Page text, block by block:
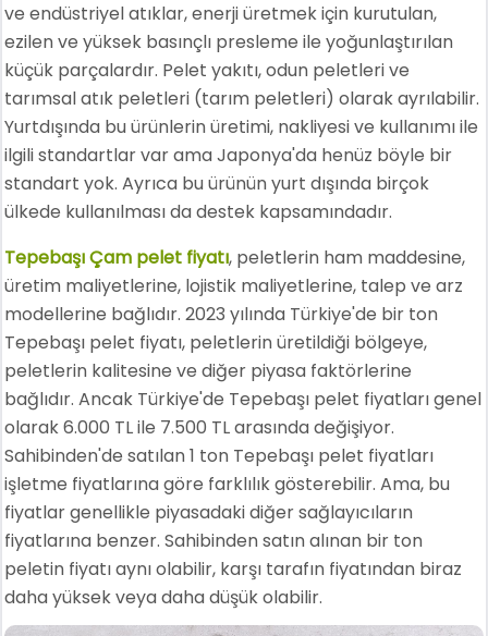
ve endüstriyel atıklar, enerji üretmek için kurutulan,
ezilen ve yüksek basınçlı presleme ile yoğunlaştırılan
küçük parçalardır. Pelet yakıtı, odun peletleri ve
tarımsal atık peletleri (tarım peletleri) olarak ayrılabilir.
Yurtdışında bu ürünlerin üretimi, nakliyesi ve kullanımı ile
ilgili standartlar var ama Japonya'da henüz böyle bir
standart yok. Ayrıca bu ürünün yurt dışında birçok
ülkede kullanılması da destek kapsamındadır.
Tepebaşı Çam pelet fiyatı, peletlerin ham maddesine,
üretim maliyetlerine, lojistik maliyetlerine, talep ve arz
modellerine bağlıdır. 2023 yılında Türkiye'de bir ton
Tepebaşı pelet fiyatı, peletlerin üretildiği bölgeye,
peletlerin kalitesine ve diğer piyasa faktörlerine
bağlıdır. Ancak Türkiye'de Tepebaşı pelet fiyatları genel
olarak 6.000 TL ile 7.500 TL arasında değişiyor.
Sahibinden'de satılan 1 ton Tepebaşı pelet fiyatları
işletme fiyatlarına göre farklılık gösterebilir. Ama, bu
fiyatlar genellikle piyasadaki diğer sağlayıcıların
fiyatlarına benzer. Sahibinden satın alınan bir ton
peletin fiyatı aynı olabilir, karşı tarafın fiyatından biraz
daha yüksek veya daha düşük olabilir.